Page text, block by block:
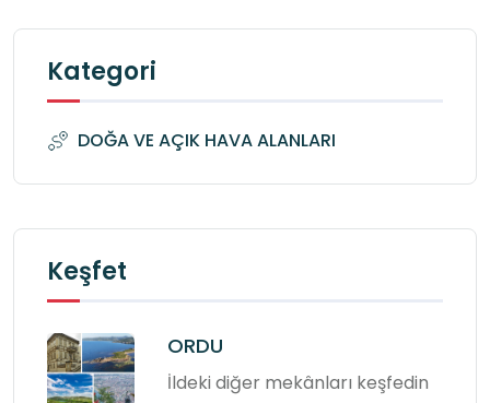
Kategori
DOĞA VE AÇIK HAVA ALANLARI
Keşfet
ORDU
İldeki diğer mekânları keşfedin